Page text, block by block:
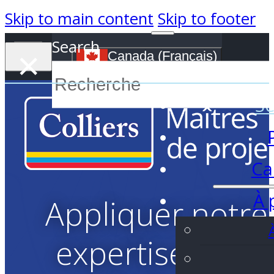
Skip to main content Skip to footer
Canada (Français)
Search
×
À
Appliquer notre
expertise sans